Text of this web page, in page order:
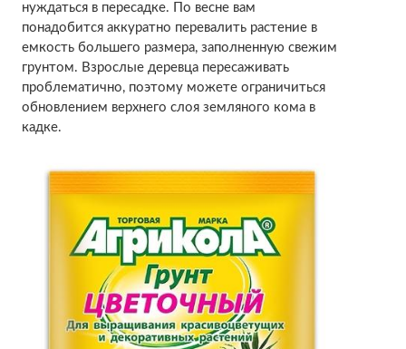
нуждаться в пересадке. По весне вам
понадобится аккуратно перевалить растение в
емкость большего размера, заполненную свежим
грунтом. Взрослые деревца пересаживать
проблематично, поэтому можете ограничиться
обновлением верхнего слоя земляного кома в
кадке.